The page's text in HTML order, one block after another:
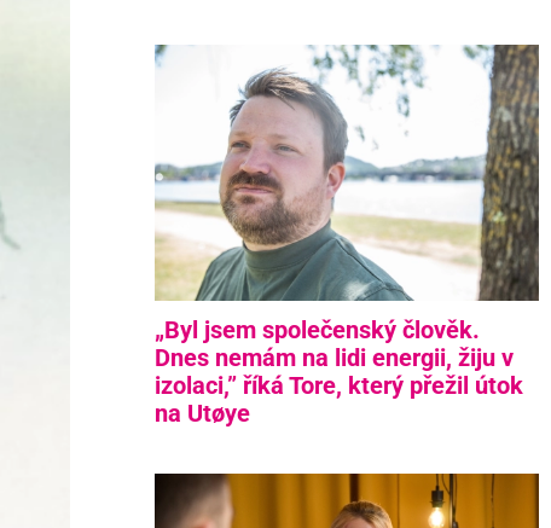
„Byl jsem společenský člověk.
Dnes nemám na lidi energii, žiju v
izolaci,” říká Tore, který přežil útok
na Utøye